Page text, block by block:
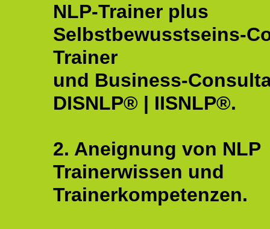
NLP-Trainer plus
Selbstbewusstseins-
Trainer
und Business-
DISNLP® | IISNLP®.
2. Aneignung von NLP
Trainerwissen und
Trainerkompetenzen.